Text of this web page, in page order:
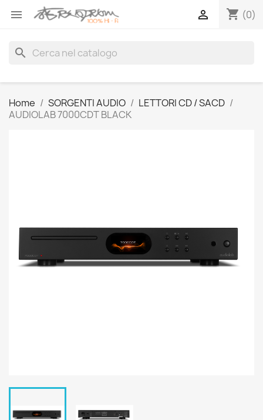
 shopping_cart (0)

search
Home SORGENTI AUDIO
LETTORI CD / SACD
AUDIOLAB 7000CDT BLACK